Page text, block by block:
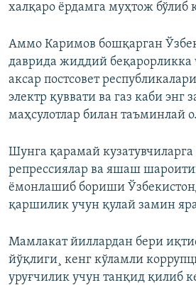
халқаро ëрдамга муҳтож бўлиб
Аммо Каримов бошқарган
даврида жиддий беқарорликка
аксар постсовет
электр қуввати ва газ каби энг
маҳсулотлар билан таъминлай
Шунга қарамай кузатувчиларга
репрессиялар ва яшаш
ëмонлашиб бориши
қаршилик учун қулай замин
Мамлакат йиллардан бери
йўқлиги¸ кенг кўламли
уруғчилик учун танқид қилиб